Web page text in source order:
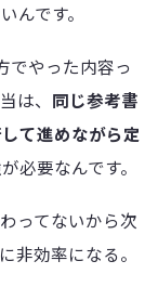
んです。
でやった内容っ
は、 同じ参考書
て進めながら定
必要なんです。
ってないから次
非効率になる。